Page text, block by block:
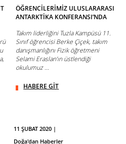
ÖĞRENCİLERİMİZ ULUSLARARASI
ANTARKTİKA KONFERANSI’NDA
Takım liderliğini Tuzla Kampüsü 11.
Sınıf öğrencisi Berke Çiçek, takım
danışmanlığını Fizik öğretmeni
Selami Eraslan’ın üstlendiği
okulumuz ...
HABERE GİT
11 ŞUBAT 2020 |
Doğa'dan Haberler